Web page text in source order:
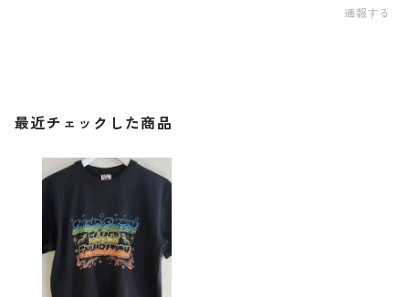
通報する
最近チェックした商品